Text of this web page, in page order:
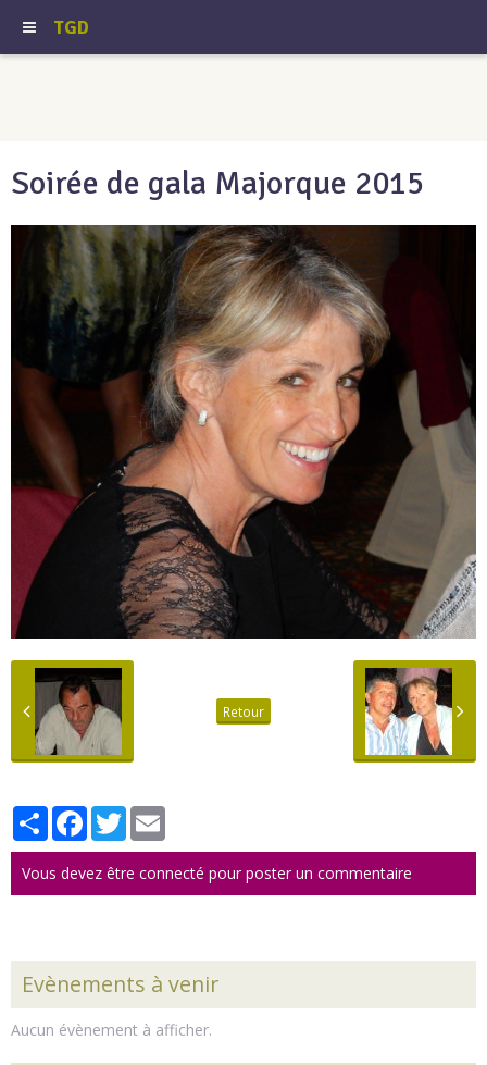
TGD
Soirée de gala Majorque 2015
Retour
PartagerFacebook
Twitter
Vous devez être connecté pour poster un commentaire
Evènements à venir
Aucun évènement à afficher.